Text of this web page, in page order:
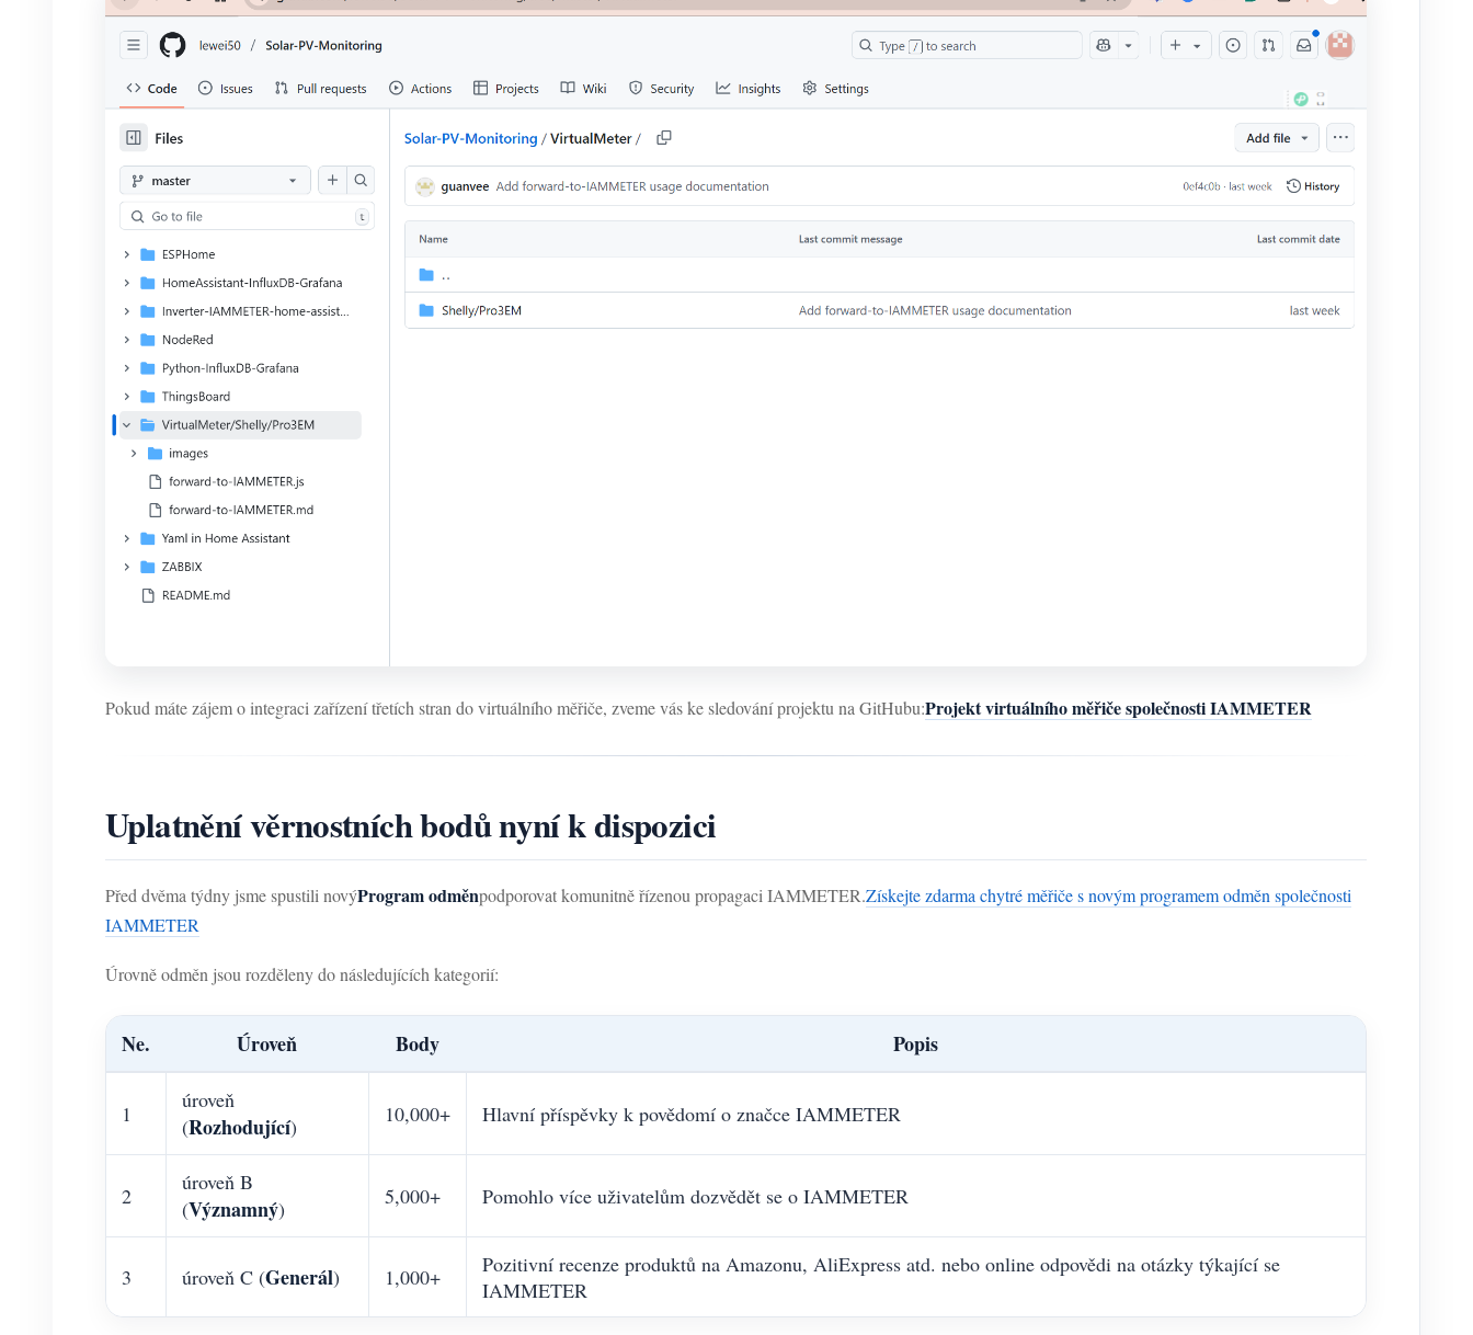
Pokud máte zájem o integraci zařízení třetích stran do virtuálního měřiče, zveme vás ke sledování projektu na GitHubu:Projekt virtuálního měřiče společnosti IAMMETER
Uplatnění věrnostních bodů nyní k dispozici
Před dvěma týdny jsme spustili novýProgram odměnpodporovat komunitně řízenou propagaci IAMMETER.Získejte zdarma chytré měřiče s novým programem odměn společnosti
IAMMETER
Úrovně odměn jsou rozděleny do následujících kategorií:
Ne. Úroveň Body Popis
1
úroveň
(Rozhodující) 10,000+ Hlavní příspěvky k povědomí o značce IAMMETER
2
úroveň B
(Významný) 5,000+ Pomohlo více uživatelům dozvědět se o IAMMETER
3 úroveň C (Generál) 1,000+
Pozitivní recenze produktů na Amazonu, AliExpress atd. nebo online odpovědi na otázky týkající se
IAMMETER